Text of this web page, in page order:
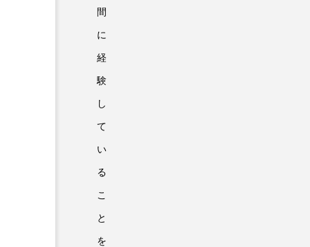
間
に
経
験
し
て
い
る
こ
と
を